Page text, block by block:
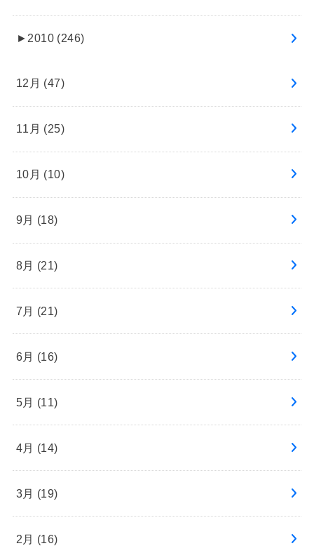
► 2010 (246)
12月 (47)
11月 (25)
10月 (10)
9月 (18)
8月 (21)
7月 (21)
6月 (16)
5月 (11)
4月 (14)
3月 (19)
2月 (16)